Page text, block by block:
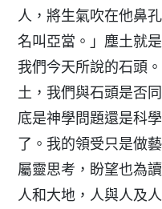
人，將生氣吹在他鼻
名叫亞當。」塵土就
我們今天所說的石頭
土，我們與石頭是否
底是神學問題還是科
了。我的領受只是做
屬靈思考，盼望也為
人和大地，人與人及